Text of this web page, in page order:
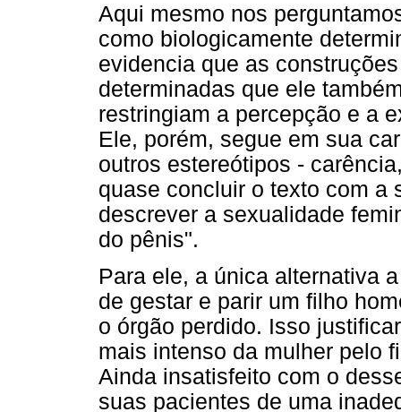
Aqui mesmo nos
como biologicamente
evidencia que as
determinadas que ele
restringiam a percepção e a
Ele, porém, segue em sua
outros estereótipos -
quase concluir o texto com a
descrever a sexualidade
do pênis".
Para ele, a única alternativa
de gestar e parir um filho
o órgão perdido. Isso
mais intenso da mulher pelo
Ainda insatisfeito com o
suas pacientes de uma